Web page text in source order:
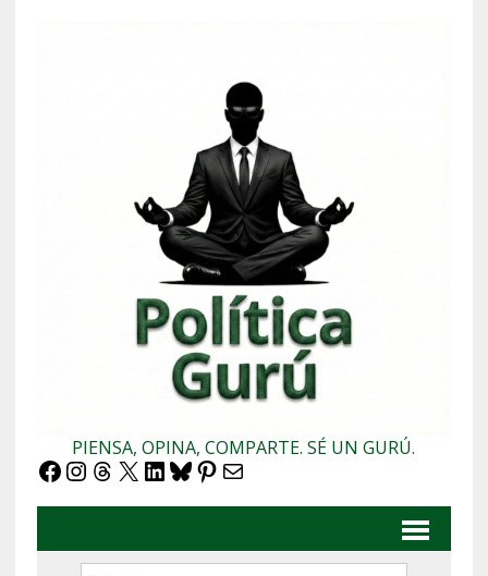
PIENSA, OPINA, COMPARTE. SÉ UN GURÚ.
Facebook
Instagram
Threads
X LinkedIn
Bluesky
Pinterest
Correo electrónico